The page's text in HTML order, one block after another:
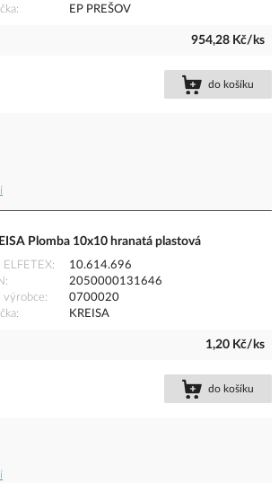
EP PREŠOV
954,28 Kč/ks
do košíku
Plomba 10x10 hranatá plastová
ELFETEX
10.614.696
2050000131646
výrobce
0700020
KREISA
1,20 Kč/ks
do košíku